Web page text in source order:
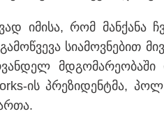
იმი­სა, რომ მან­ქა­ნა
სი­ა­მოვ­ნე­ბით
მდგო­მა­რე­ო­ბა­ში
ის პრე­ზი­დენ­ტმა,